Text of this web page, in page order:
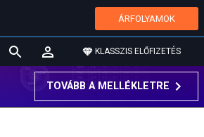
ÁRFOLYAMOK
KLASSZIS ELŐFIZETÉS
TOVÁBB A MELLÉKLETRE